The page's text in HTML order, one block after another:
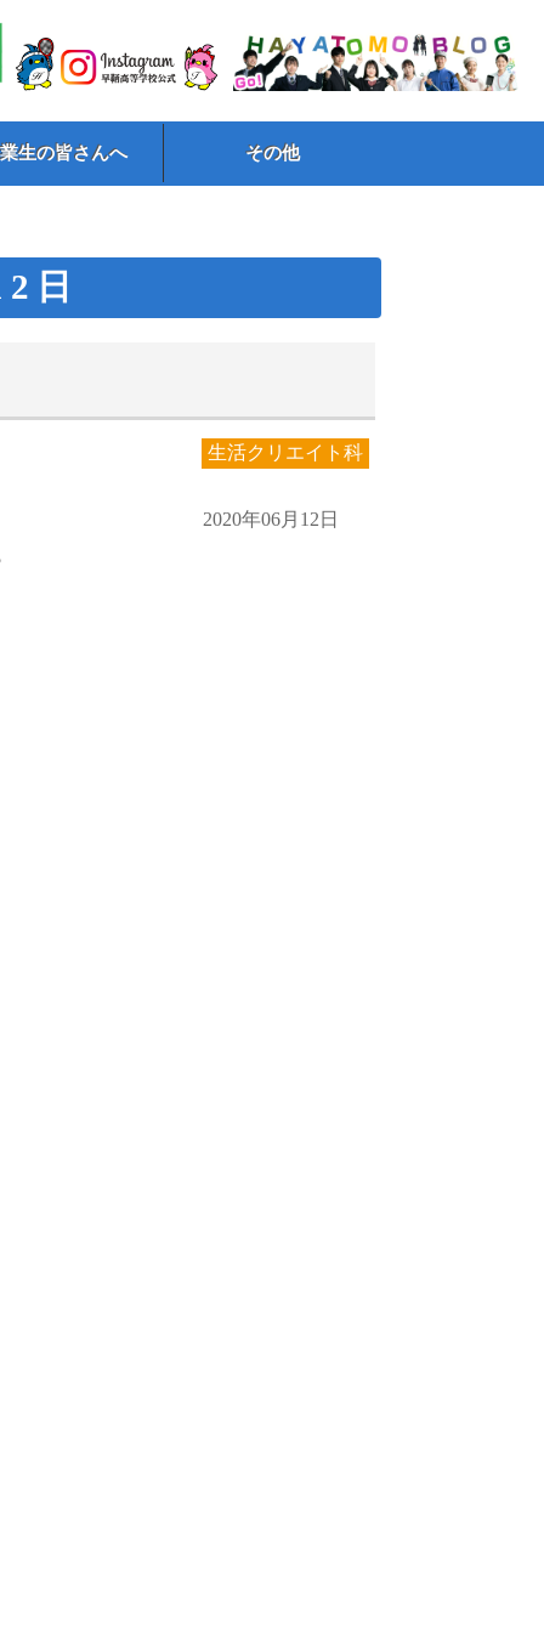
生の皆さんへ その他
日
生活クリエイト科
2020年06月12日